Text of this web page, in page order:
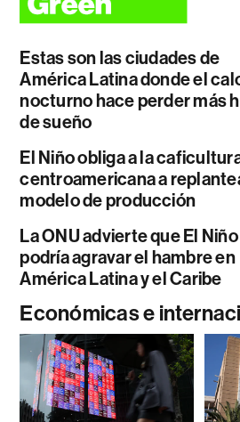
Estas son las ciudades de
América Latina donde el
nocturno hace perder más
de sueño
El Niño obliga a la
centroamericana a
modelo de producción
La ONU advierte que El Niño
podría agravar el hambre en
América Latina y el Caribe
Económicas e